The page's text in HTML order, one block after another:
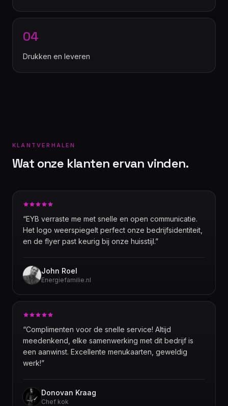
04
Drukken en leveren
KLANTVERHALEN
Wat onze klanten ervan vinden.
“EYB verraste me met snelle en open communicatie.
Het logo weerspiegelt perfect onze bedrijfsidentiteit,
en de flyer past keurig bij onze huisstijl.”
John Roel
Energiefamilie.nl
“Complimenten voor de snelle service! Altijd
meedenkend, elke samenwerking met dit bedrijf is
een aanwinst. Excellente menukaarten, geweldig
werk!”
Donovan Kraag
Chef kok